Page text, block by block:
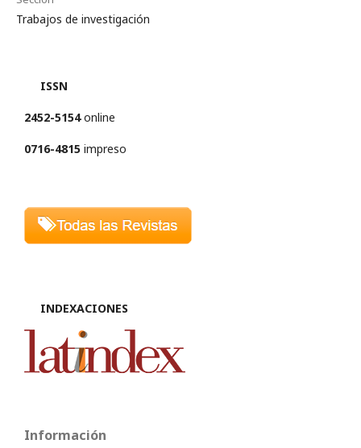
Trabajos de investigación
ISSN
2452-5154online
0716-4815 impreso
INDEXACIONES
Información